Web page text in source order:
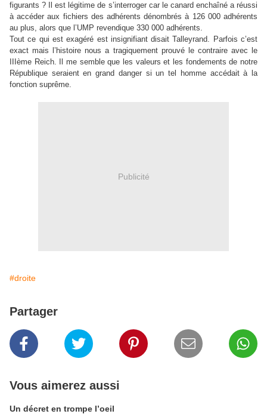
figurants ? Il est légitime de s’interroger car le canard enchaîné a réussi
à accéder aux fichiers des adhérents dénombrés à 126 000 adhérents
au plus, alors que l’UMP revendique 330 000 adhérents.
Tout ce qui est exagéré est insignifiant disait Talleyrand. Parfois c’est
exact mais l’histoire nous a tragiquement prouvé le contraire avec le
IIIème Reich. Il me semble que les valeurs et les fondements de notre
République seraient en grand danger si un tel homme accédait à la
fonction suprême.
Publicité
#droite
Partager
Vous aimerez aussi
Un décret en trompe l’oeil